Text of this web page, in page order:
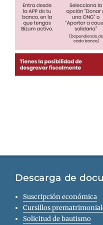
Descarga de
Suscripción económica
Cursillos
Solicitud de bautismo